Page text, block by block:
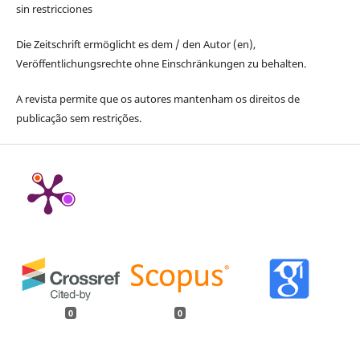
sin restricciones
Die Zeitschrift ermöglicht es dem / den Autor (en),
Veröffentlichungsrechte ohne Einschränkungen zu behalten.
A revista permite que os autores mantenham os direitos de
publicação sem restrições.
0 0